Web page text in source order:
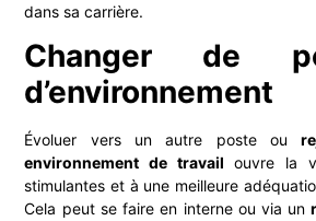
dans sa carrière.
Changer de
d’environnement
Évoluer vers un autre poste ou
environnement de travailouvre la
stimulantes et à une meilleure
Cela peut se faire en interne ou via un